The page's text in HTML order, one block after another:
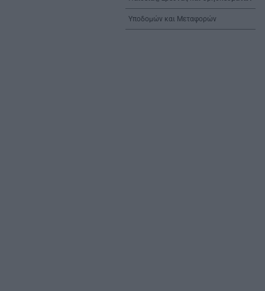
Υποδομών και Μεταφορών